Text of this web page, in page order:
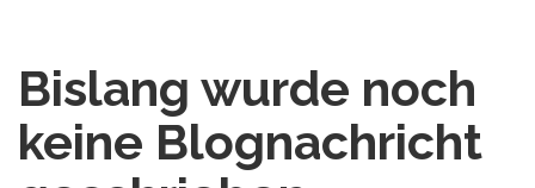
Bislang wurde noch
keine Blognachricht